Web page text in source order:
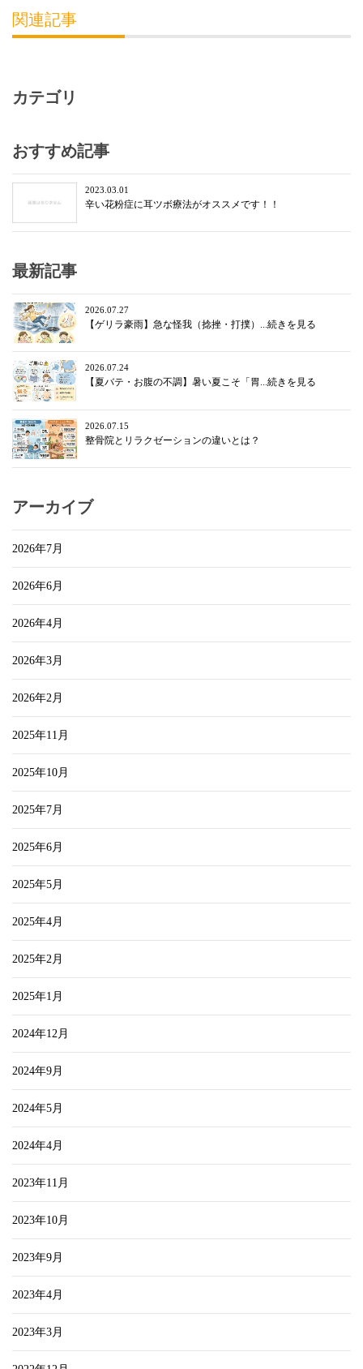
関連記事
カテゴリ
おすすめ記事
2023.03.01
辛い花粉症に耳ツボ療法がオススメです！！
最新記事
2026.07.27
【ゲリラ豪雨】急な怪我（捻挫・打撲）...続きを見る
2026.07.24
【夏バテ・お腹の不調】暑い夏こそ「胃...続きを見る
2026.07.15
整骨院とリラクゼーションの違いとは？
アーカイブ
2026年7月
2026年6月
2026年4月
2026年3月
2026年2月
2025年11月
2025年10月
2025年7月
2025年6月
2025年5月
2025年4月
2025年2月
2025年1月
2024年12月
2024年9月
2024年5月
2024年4月
2023年11月
2023年10月
2023年9月
2023年4月
2023年3月